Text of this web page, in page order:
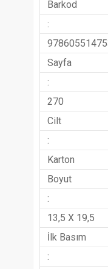
Barkod
:
Sayfa
:
270
Cilt
:
Karton
Boyut
:
13,5 X 19,5
İlk Basım
: